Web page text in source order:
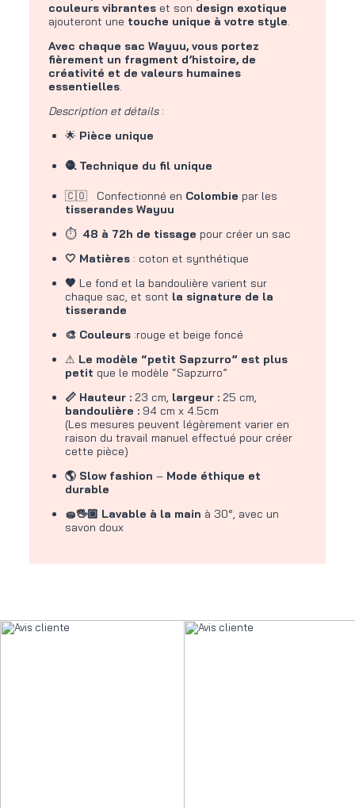
couleurs vibrantes et son design exotique
ajouteront une touche unique à votre style.
Avec chaque sac Wayuu, vous portez
fièrement un fragment d’histoire, de
créativité et de valeurs humaines
essentielles.
Description et détails:
🌟 Pièce unique
🧶 Technique du fil unique
🇨🇴 Confectionné en Colombie par les
tisserandes Wayuu
⏱ 48 à 72h de tissage pour créer un sac
🤍 Matières : coton et synthétique
🤎 Le fond et la bandoulière varient sur
chaque sac, et sont la signature de la
tisserande
🎨 Couleurs :rouge et beige foncé
⚠ Le modèle “petit Sapzurro” est plus
petit que le modèle “Sapzurro”
📏 Hauteur : 23 cm, largeur : 25 cm,
bandoulière : 94 cm x 4.5cm
(Les mesures peuvent légèrement varier en
raison du travail manuel effectué pour créer
cette pièce)
🌎 Slow fashion – Mode éthique et
durable
🧽🖐🏽 Lavable à la main à 30°, avec un
savon doux